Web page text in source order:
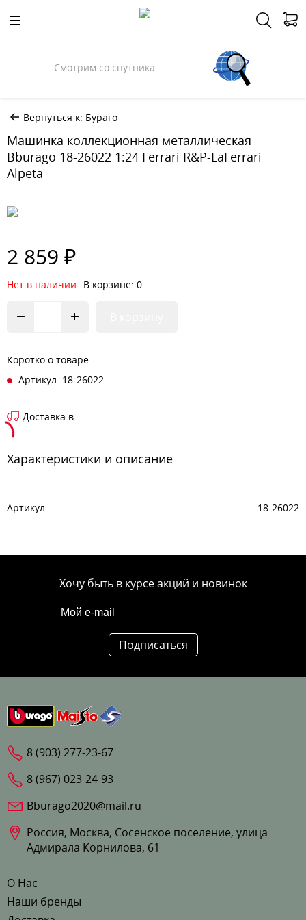
Смотрим со спутника
Вернуться к: Бураго
Машинка коллекционная металлическая
Bburago 18-26022 1:24 Ferrari R&P-LaFerrari
Alpeta
2 859 ₽
Нет в наличии В корзине: 0
Коротко о товаре
Артикул: 18-26022
Доставка в
Характеристики и описание
Артикул 18-26022
Хочу быть в курсе акций и новинок
Подписаться
8 (903) 277-23-67
8 (967) 023-24-93
Bburago2020@mail.ru
Россия, Москва, Сосенское поселение, улица
Адмирала Корнилова, 61
О Нас
Наши бренды